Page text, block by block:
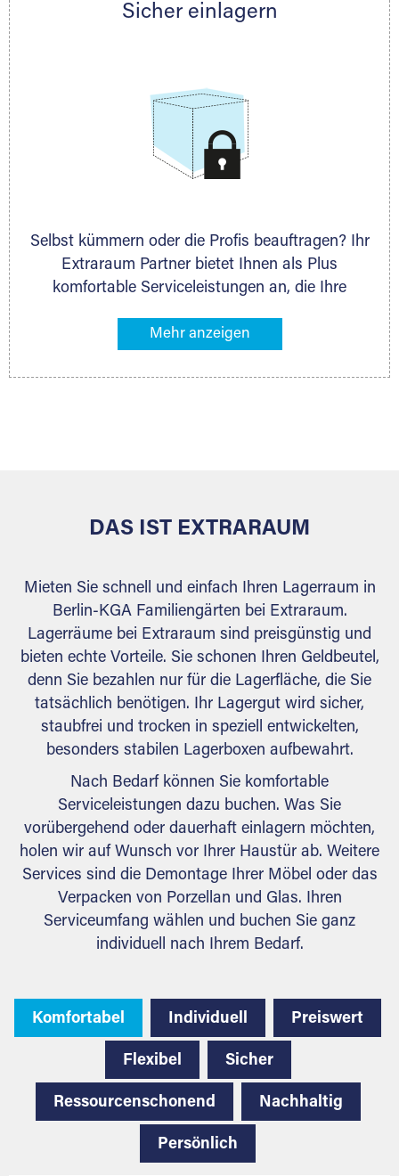
persönlich hinsichtlich Lagervolumen und zu
Sicher einlagern
Selbst kümmern oder die Profis beauftragen? Ihr
Extraraum Partner bietet Ihnen als Plus
komfortable Serviceleistungen an, die Ihre
gehören z. B. Verpackungsservice, Lieferung von
Ihr Lagergut wird bei Ihrem Extraraum Partner
DAS IST EXTRARAUM
Mieten Sie schnell und einfach Ihren Lagerraum in
Berlin-KGA Familiengärten bei Extraraum.
Lagerräume bei Extraraum sind preisgünstig und
bieten echte Vorteile. Sie schonen Ihren Geldbeutel,
denn Sie bezahlen nur für die Lagerfläche, die Sie
tatsächlich benötigen. Ihr Lagergut wird sicher,
staubfrei und trocken in speziell entwickelten,
besonders stabilen Lagerboxen aufbewahrt.
Nach Bedarf können Sie komfortable
Serviceleistungen dazu buchen. Was Sie
vorübergehend oder dauerhaft einlagern möchten,
holen wir auf Wunsch vor Ihrer Haustür ab. Weitere
Services sind die Demontage Ihrer Möbel oder das
Verpacken von Porzellan und Glas. Ihren
Serviceumfang wählen und buchen Sie ganz
individuell nach Ihrem Bedarf.
Komfortabel Individuell Preiswert
Flexibel Sicher
Ressourcenschonend Nachhaltig
Persönlich